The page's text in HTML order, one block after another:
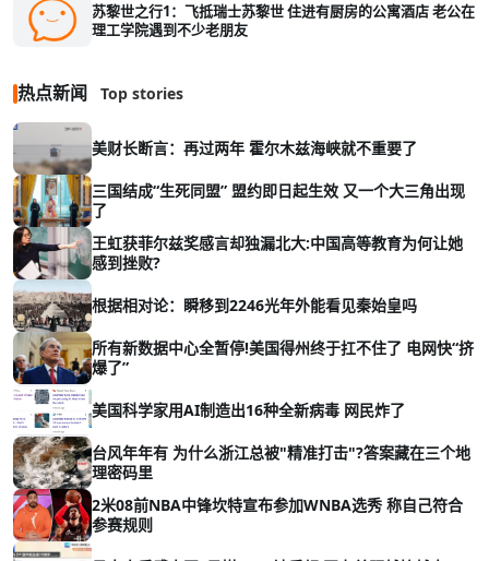
苏黎世之行1：飞抵瑞士苏黎世 住进有厨房的公寓酒店 老公在
理工学院遇到不少老朋友
热点新闻 Top stories
美财长断言：再过两年 霍尔木兹海峡就不重要了
三国结成“生死同盟” 盟约即日起生效 又一个大三角出现
了
王虹获菲尔兹奖感言却独漏北大:中国高等教育为何让她
感到挫败?
根据相对论：瞬移到2246光年外能看见秦始皇吗
所有新数据中心全暂停!美国得州终于扛不住了 电网快“挤
爆了”
美国科学家用AI制造出16种全新病毒 网民炸了
台风年年有 为什么浙江总被"精准打击"?答案藏在三个地
理密码里
2米08前NBA中锋坎特宣布参加WNBA选秀 称自己符合
参赛规则